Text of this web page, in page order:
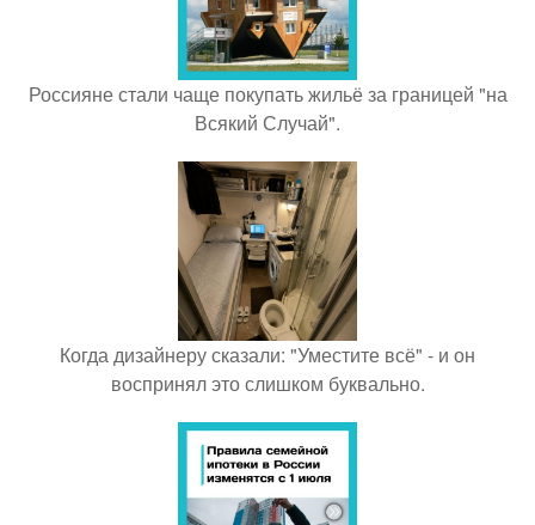
Россияне стали чаще покупать жильё за границей "на
Всякий Случай".
Когда дизайнеру сказали: "Уместите всё" - и он
воспринял это слишком буквально.